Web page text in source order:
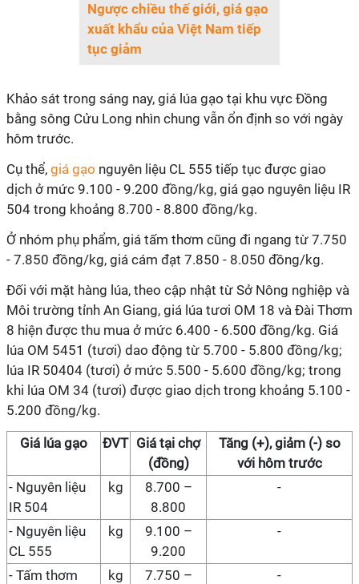
Ngược chiều thế giới, giá gạo
xuất khẩu của Việt Nam tiếp
tục giảm
Khảo sát trong sáng nay, giá lúa gạo tại khu vực Đồng
bằng sông Cửu Long nhìn chung vẫn ổn định so với ngày
hôm trước.
Cụ thể, giá gạo nguyên liệu CL 555 tiếp tục được giao
dịch ở mức 9.100 - 9.200 đồng/kg, giá gạo nguyên liệu IR
504 trong khoảng 8.700 - 8.800 đồng/kg.
Ở nhóm phụ phẩm, giá tấm thơm cũng đi ngang từ 7.750
- 7.850 đồng/kg, giá cám đạt 7.850 - 8.050 đồng/kg.
Đối với mặt hàng lúa, theo cập nhật từ Sở Nông nghiệp và
Môi trường tỉnh An Giang, giá lúa tươi OM 18 và Đài Thơm
8 hiện được thu mua ở mức 6.400 - 6.500 đồng/kg. Giá
lúa OM 5451 (tươi) dao động từ 5.700 - 5.800 đồng/kg;
lúa IR 50404 (tươi) ở mức 5.500 - 5.600 đồng/kg; trong
khi lúa OM 34 (tươi) được giao dịch trong khoảng 5.100 -
5.200 đồng/kg.
Giá lúa gạo ĐVT Giá tại chợ
(đồng)
Tăng (+), giảm (-) so
với hôm trước
- Nguyên liệu
IR 504
kg
8.700 –
8.800
-
- Nguyên liệu
CL 555
kg
9.100 –
9.200
-
- Tấm thơm kg
7.750 –
-